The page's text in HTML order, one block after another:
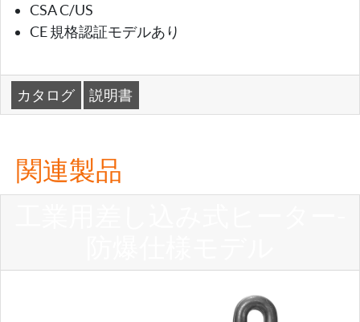
CSA C/US
CE 規格認証モデルあり
カタログ 説明書
関連製品